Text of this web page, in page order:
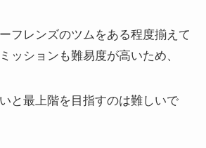
フレンズのツムをある程度揃えて
ッションも難易度が高いため、
と最上階を目指すのは難しいで